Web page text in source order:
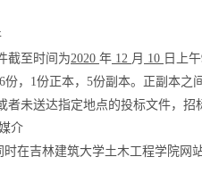
截至时间为2020 年 12 月 10 日上午
6份， 1份正本， 5份副本。正副本之
者未送达指定地点的投标文件，招
介
时在吉林建筑大学土木工程学院网